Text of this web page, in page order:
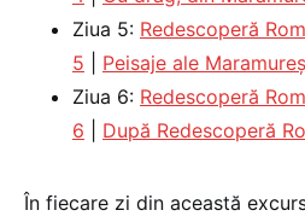
Ziua 5: Redescoperă
5
Peisaje ale
Ziua 6: Redescoperă
6
După Redescoperă
În fiecare zi din această